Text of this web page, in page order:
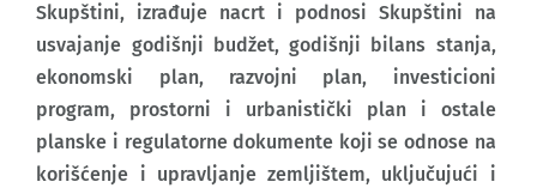
Skupštini, izrađuje nacrt i podnosi Skupštini na
usvajanje godišnji budžet, godišnji bilans stanja,
ekonomski plan, razvojni plan, investicioni
program, prostorni i urbanistički plan i ostale
planske i regulatorne dokumente koji se odnose na
korišćenje i upravljanje zemljištem, uključujući i